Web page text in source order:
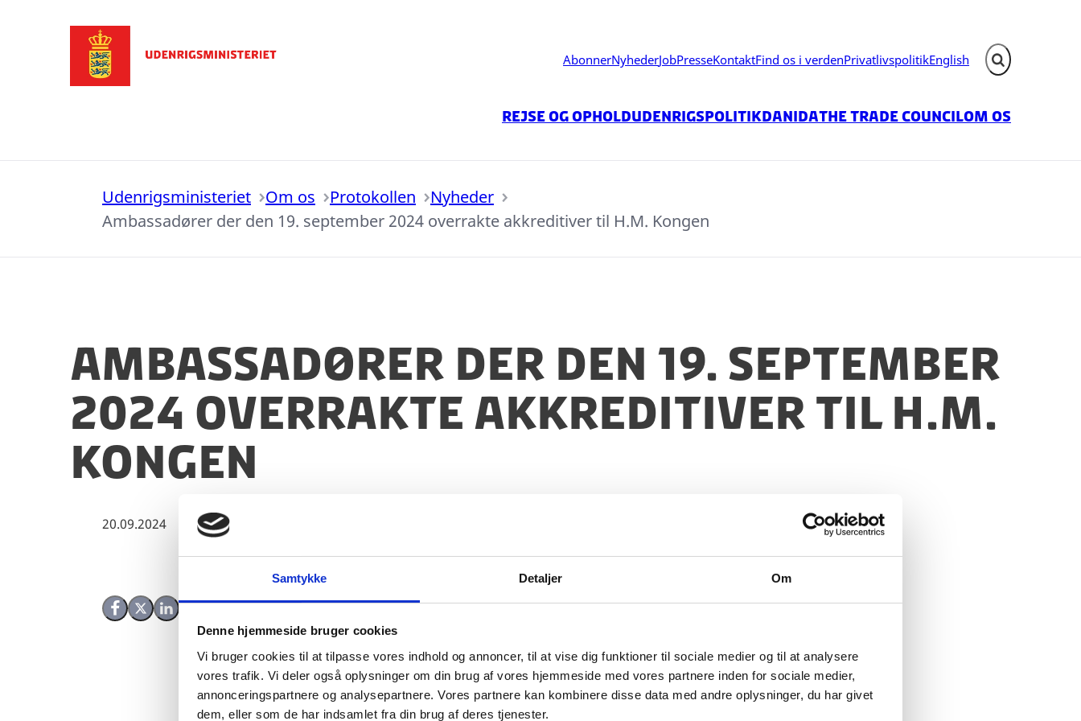
Samtykke Detaljer Om
Denne hjemmeside bruger cookies
Vi bruger cookies til at tilpasse vores indhold og annoncer, til at vise dig funktioner til sociale medier og til at analysere
vores trafik. Vi deler også oplysninger om din brug af vores hjemmeside med vores partnere inden for sociale medier,
annonceringspartnere og analysepartnere. Vores partnere kan kombinere disse data med andre oplysninger, du har givet
dem, eller som de har indsamlet fra din brug af deres tjenester.
AbonnerNyhederJobPresseKontaktFind os i verdenPrivatlivspolitikEnglish Fold søgefelt ud
Rejse og opholdUdenrigspolitikDanidaThe Trade CouncilOm os
Udenrigsministeriet Om os Protokollen
Nyheder
Ambassadører der den 19. september 2024 overrakte akkreditiver til H.M. Kongen
Ambassadører der den 19. september
2024 overrakte akkreditiver til H.M.
Kongen
20.09.2024
Del på Facebook
Del på X (Twitter)
Del på LinkedIn